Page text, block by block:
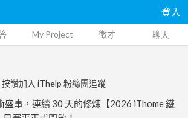
登入
My Project 徵才 聊天
按讚加入 iThelp 粉絲團追蹤
盛事，連續 30 天的修煉【2026 iThome 鐵